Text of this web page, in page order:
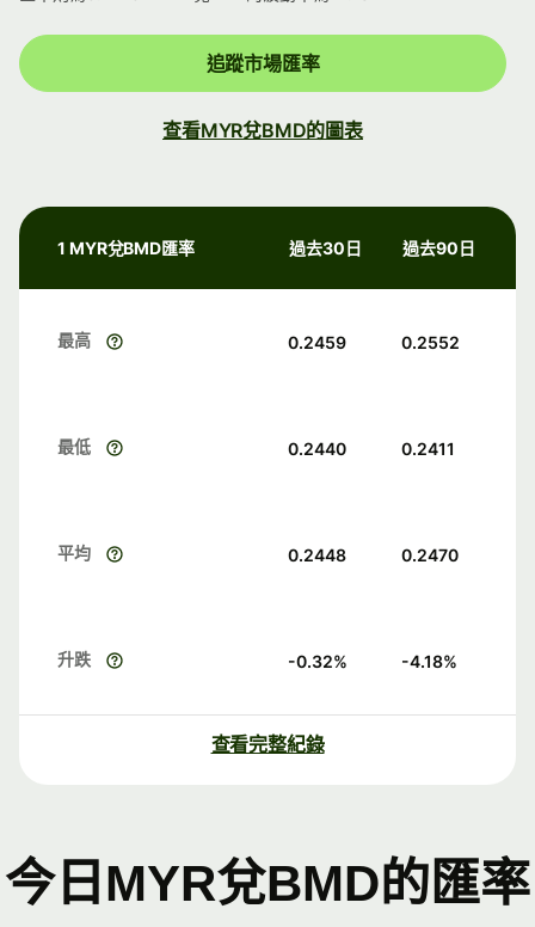
追蹤市場匯率
查看MYR兌BMD的圖表
1 MYR兌BMD匯率 過去30日 過去90日
最高 0.2459 0.2552
最低 0.2440 0.2411
平均 0.2448 0.2470
升跌 -0.32% -4.18%
查看完整紀錄
今日MYR兌BMD的匯率